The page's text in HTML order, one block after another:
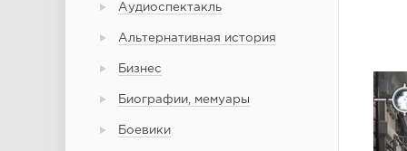
Аудиоспектакль
Альтернативная история
Бизнес
Биографии, мемуары
Боевики